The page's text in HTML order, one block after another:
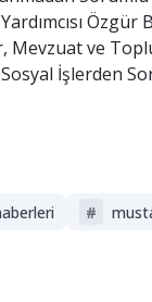
Mevzuat ve
İşlerden
#